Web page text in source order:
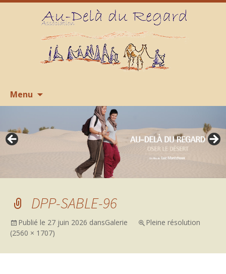
Menu
contenu
DPP-SABLE-96
Publié le 27 juin 2026 dansGalerie
Pleine résolution
(2560 × 1707)